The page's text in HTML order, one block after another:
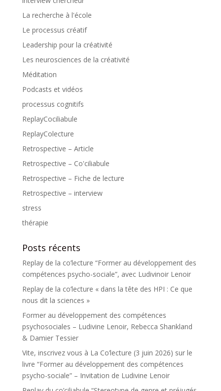
La recherche à l'école
Le processus créatif
Leadership pour la créativité
Les neurosciences de la créativité
Méditation
Podcasts et vidéos
processus cognitifs
ReplayCociliabule
ReplayColecture
Retrospective – Article
Retrospective – Co'ciliabule
Retrospective – Fiche de lecture
Retrospective – interview
stress
thérapie
Posts récents
Replay de la co’lecture “Former au développement des
compétences psycho-sociale”, avec Ludivinoir Lenoir
Replay de la co’lecture « dans la tête des HPI : Ce que
nous dit la sciences »
Former au développement des compétences
psychosociales – Ludivine Lenoir, Rebecca Shankland
& Damier Tessier
Vite, inscrivez vous à La Co’lecture (3 juin 2026) sur le
livre “Former au développement des compétences
psycho-sociale” – Invitation de Ludivine Lenoir